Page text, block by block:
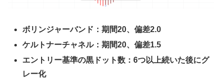
ボリンジャーバンド：期間20、偏差2.0
ケルトナーチャネル：期間20、偏差1.5
エントリー基準の黒ドット数：6つ以上続いた後にグ
レー化